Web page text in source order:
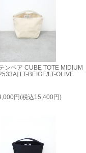
ンベア CUBE TOTE MIDIUM
LT-BEIGE/LT-OLIVE
円(税込15,400円)